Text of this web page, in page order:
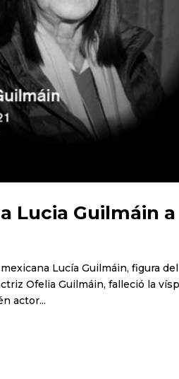
Lucia Guilmáin a
Lucía Guilmáin, figura
Ofelia Guilmáin, falleció la
actor...